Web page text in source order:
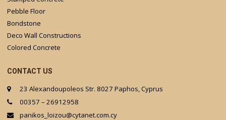
Pebble Floor
Bondstone
Deco Wall Constructions
Colored Concrete
CONTACT US
23 Alexandoupoleos Str. 8027 Paphos, Cyprus
00357 – 26912958
panikos_loizou@cytanet.com.cy